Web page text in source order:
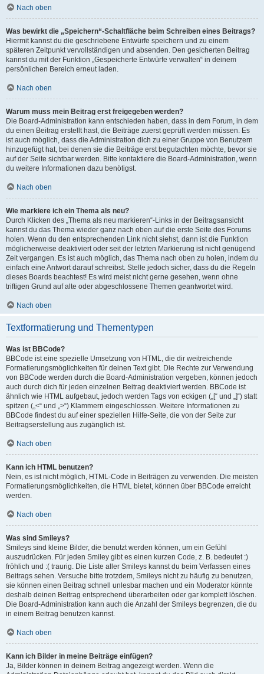
Nach oben
Was bewirkt die „Speichern“-Schaltfläche beim Schreiben eines Beitrags?
Hiermit kannst du die geschriebene Entwürfe speichern und zu einem
späteren Zeitpunkt vervollständigen und absenden. Den gesicherten Beitrag
kannst du mit der Funktion „Gespeicherte Entwürfe verwalten“ in deinem
persönlichen Bereich erneut laden.
Nach oben
Warum muss mein Beitrag erst freigegeben werden?
Die Board-Administration kann entschieden haben, dass in dem Forum, in dem
du einen Beitrag erstellt hast, die Beiträge zuerst geprüft werden müssen. Es
ist auch möglich, dass die Administration dich zu einer Gruppe von Benutzern
hinzugefügt hat, bei denen sie die Beiträge erst begutachten möchte, bevor sie
auf der Seite sichtbar werden. Bitte kontaktiere die Board-Administration, wenn
du weitere Informationen dazu benötigst.
Nach oben
Wie markiere ich ein Thema als neu?
Durch Klicken des „Thema als neu markieren“-Links in der Beitragsansicht
kannst du das Thema wieder ganz nach oben auf die erste Seite des Forums
holen. Wenn du den entsprechenden Link nicht siehst, dann ist die Funktion
möglicherweise deaktiviert oder seit der letzten Markierung ist nicht genügend
Zeit vergangen. Es ist auch möglich, das Thema nach oben zu holen, indem du
einfach eine Antwort darauf schreibst. Stelle jedoch sicher, dass du die Regeln
dieses Boards beachtest! Es wird meist nicht gerne gesehen, wenn ohne
triftigen Grund auf alte oder abgeschlossene Themen geantwortet wird.
Nach oben
Textformatierung und Thementypen
Was ist BBCode?
BBCode ist eine spezielle Umsetzung von HTML, die dir weitreichende
Formatierungsmöglichkeiten für deinen Text gibt. Die Rechte zur Verwendung
von BBCode werden durch die Board-Administration vergeben, können jedoch
auch durch dich für jeden einzelnen Beitrag deaktiviert werden. BBCode ist
ähnlich wie HTML aufgebaut, jedoch werden Tags von eckigen („[“ und „]“) statt
spitzen („<“ und „>“) Klammern eingeschlossen. Weitere Informationen zu
BBCode findest du auf einer speziellen Hilfe-Seite, die von der Seite zur
Beitragserstellung aus zugänglich ist.
Nach oben
Kann ich HTML benutzen?
Nein, es ist nicht möglich, HTML-Code in Beiträgen zu verwenden. Die meisten
Formatierungsmöglichkeiten, die HTML bietet, können über BBCode erreicht
werden.
Nach oben
Was sind Smileys?
Smileys sind kleine Bilder, die benutzt werden können, um ein Gefühl
auszudrücken. Für jeden Smiley gibt es einen kurzen Code, z. B. bedeutet :)
fröhlich und :( traurig. Die Liste aller Smileys kannst du beim Verfassen eines
Beitrags sehen. Versuche bitte trotzdem, Smileys nicht zu häufig zu benutzen,
sie können einen Beitrag schnell unlesbar machen und ein Moderator könnte
deshalb deinen Beitrag entsprechend überarbeiten oder gar komplett löschen.
Die Board-Administration kann auch die Anzahl der Smileys begrenzen, die du
in einem Beitrag benutzen kannst.
Nach oben
Kann ich Bilder in meine Beiträge einfügen?
Ja, Bilder können in deinem Beitrag angezeigt werden. Wenn die